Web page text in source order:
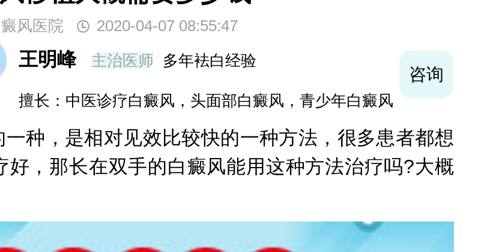
风医院 2020-04-07 08:55:47
师 20年袪白经验
及成年女性早期白斑和白斑的巩固复色、抗复发经验丰富
咨询
，是相对见效比较快的一种方法，很多患者都想
，那长在双手的白癜风能用这种方法治疗吗?大概